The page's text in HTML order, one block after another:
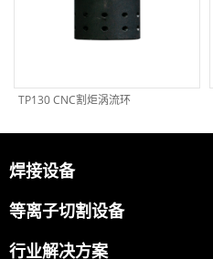
TP130 CNC割炬涡流环
焊接设备
等离子切割设备
行业解决方案